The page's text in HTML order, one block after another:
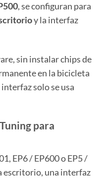
, se configuran para
y la interfaz
sin instalar chips de
en la bicicleta
solo se usa
para
EP6 / EP600 o EP5 /
escritorio, una interfaz